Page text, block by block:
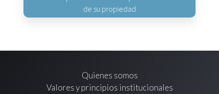
de su propiedad
Quienes somos
Valores y principios institucionales